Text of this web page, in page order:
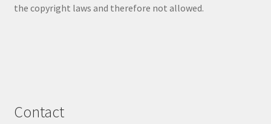
the copyright laws and therefore not allowed.
Contact